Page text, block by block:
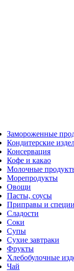
Замороженные
Кондитерские
Консервация
Кофе и какао
Молочные
Морепродукты
Овощи
Пасты, соусы
Приправы и специи
Сладости
Соки
Супы
Сухие завтраки
Фрукты
Хлебобулочные
Чай